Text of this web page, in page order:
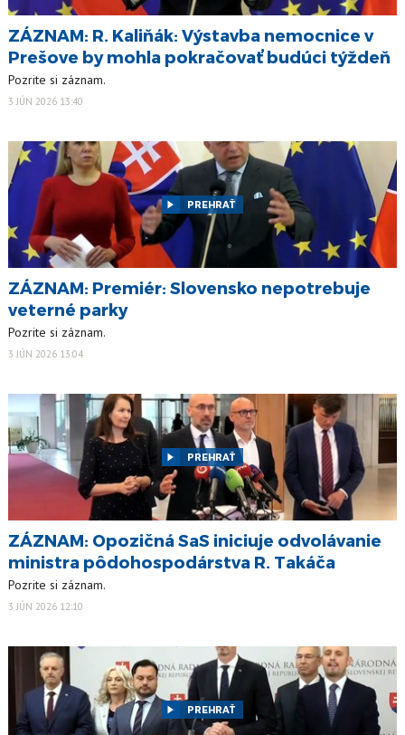
ZÁZNAM: R. Kaliňák: Výstavba nemocnice v
Prešove by mohla pokračovať budúci týždeň
Pozrite si záznam.
3 JÚN 2026 13:40
PREHRAŤ
ZÁZNAM: Premiér: Slovensko nepotrebuje
veterné parky
Pozrite si záznam.
3 JÚN 2026 13:04
PREHRAŤ
ZÁZNAM: Opozičná SaS iniciuje odvolávanie
ministra pôdohospodárstva R. Takáča
Pozrite si záznam.
3 JÚN 2026 12:10
PREHRAŤ